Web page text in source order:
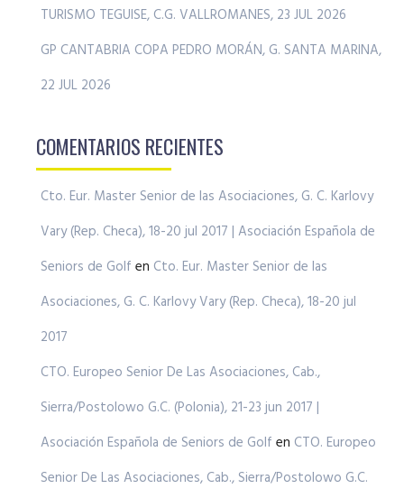
TURISMO TEGUISE, C.G. VALLROMANES, 23 JUL 2026
GP CANTABRIA COPA PEDRO MORÁN, G. SANTA MARINA,
22 JUL 2026
COMENTARIOS RECIENTES
Cto. Eur. Master Senior de las Asociaciones, G. C. Karlovy
Vary (Rep. Checa), 18-20 jul 2017 | Asociación Española de
Seniors de Golf en Cto. Eur. Master Senior de las
Asociaciones, G. C. Karlovy Vary (Rep. Checa), 18-20 jul
2017
CTO. Europeo Senior De Las Asociaciones, Cab.,
Sierra/Postolowo G.C. (Polonia), 21-23 jun 2017 |
Asociación Española de Seniors de Golf en CTO. Europeo
Senior De Las Asociaciones, Cab., Sierra/Postolowo G.C.